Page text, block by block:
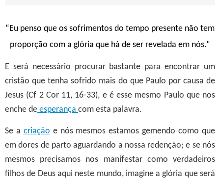
“Eu penso que os sofrimentos do tempo presente não tem
proporção com a glória que há de ser revelada em nós.”
E será necessário procurar bastante para encontrar um
cristão que tenha sofrido mais do que Paulo por causa de
Jesus (Cf 2 Cor 11, 16-33), eé esse mesmo Paulo que nos
enche de esperança com esta palavra.
Se a criação e nós mesmos estamos gemendo como que
em dores de parto aguardando a nossa redenção; e se nós
mesmos precisamos nos manifestar como verdadeiros
filhos de Deus aqui neste mundo, imagine a glória que será